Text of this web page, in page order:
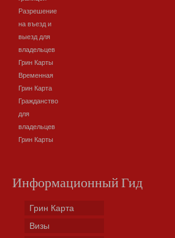
Разрешение
на въезд и
выезд для
владельцев
Грин Карты
Временная
Грин Карта
Гражданство
для
владельцев
Грин Карты
Информационный Гид
Грин Карта
Визы